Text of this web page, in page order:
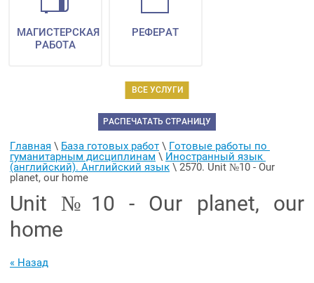
ВСЕ УСЛУГИ
МАГИСТЕРСКАЯ
РАБОТА
РЕФЕРАТ
РАСПЕЧАТАТЬ СТРАНИЦУ
Главная \ База готовых работ \ Готовые работы по
гуманитарным дисциплинам \ Иностранный язык
(английский). Английский язык \ 2570. Unit №10 - Our
planet, our home
Unit №10 - Our planet, our
home
« Назад